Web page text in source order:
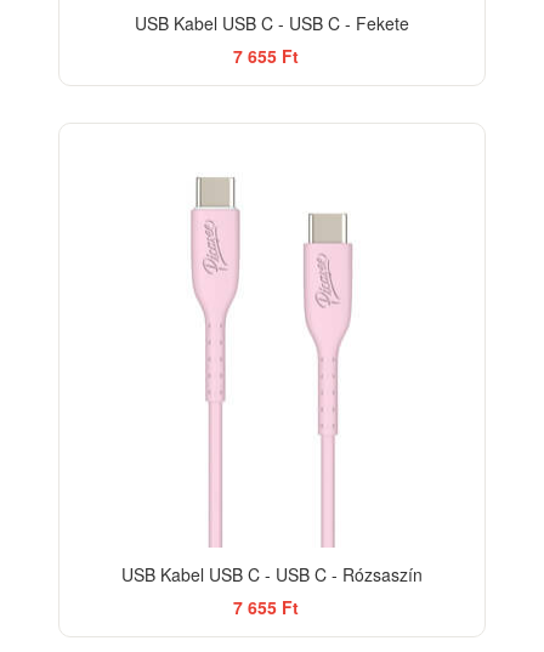
USB Kabel USB C - USB C - Fekete
7 655 Ft
USB Kabel USB C - USB C - Rózsaszín
7 655 Ft